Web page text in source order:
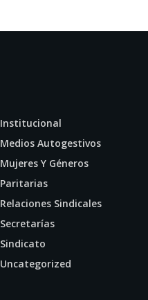
Institucional
Medios Autogestivos
Mujeres Y Géneros
Paritarias
Relaciones Sindicales
Secretarías
Sindicato
Uncategorized